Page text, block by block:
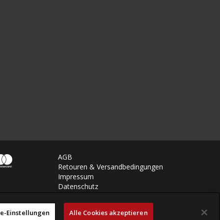
AGB
Retouren & Versandbedingungen
Impressum
Datenschutz
Einstellungen Alle Cookies akzeptieren